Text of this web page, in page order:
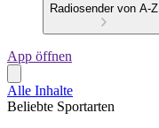
Radiosender von A-Z
App öffnen
Alle Inhalte
Beliebte Sportarten